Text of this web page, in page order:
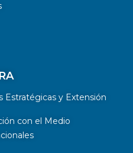
Estratégicas y Extensión
con el Medio